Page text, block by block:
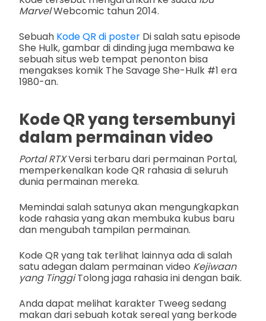
MarvelWebcomic tahun 2014.
Sebuah Kode QR di poster Di salah satu episode
She Hulk, gambar di dinding juga membawa ke
sebuah situs web tempat penonton bisa
mengakses komik The Savage She-Hulk #1 era
1980-an.
Kode QR yang tersembunyi
dalam permainan video
Portal RTXVersi terbaru dari permainan Portal,
memperkenalkan kode QR rahasia di seluruh
dunia permainan mereka.
Memindai salah satunya akan mengungkapkan
kode rahasia yang akan membuka kubus baru
dan mengubah tampilan permainan.
Kode QR yang tak terlihat lainnya ada di salah
satu adegan dalam permainan video Kejiwaan
yang TinggiTolong jaga rahasia ini dengan baik.
Anda dapat melihat karakter Tweeg sedang
makan dari sebuah kotak sereal yang berkode